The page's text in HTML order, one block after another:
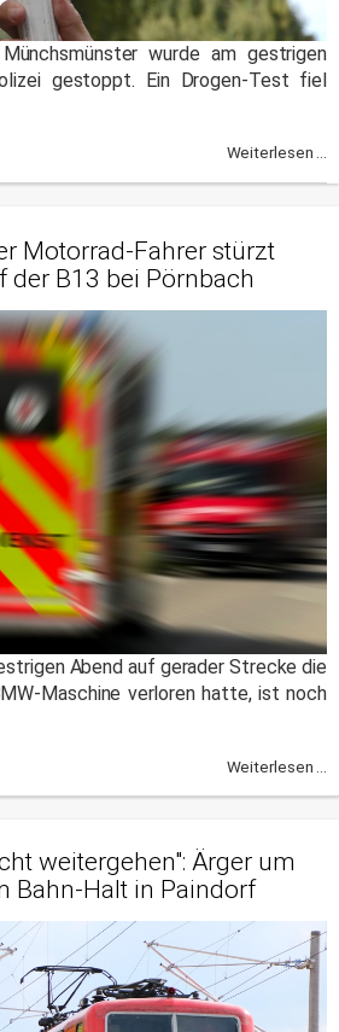
wurde am gestrigen
gestoppt. Ein Drogen-Test fiel
Weiterlesen ...
Motorrad-Fahrer stürzt
der B13 bei Pörnbach
Abend auf gerader Strecke die
Maschine verloren hatte, ist noch
Weiterlesen ...
weitergehen": Ärger um
Bahn-Halt in Paindorf